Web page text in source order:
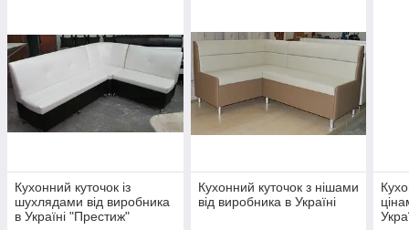
Кухонний куточок із
шухлядами від виробника
в Україні "Престиж"
Кухонний куточок з нішами
від виробника в Україні